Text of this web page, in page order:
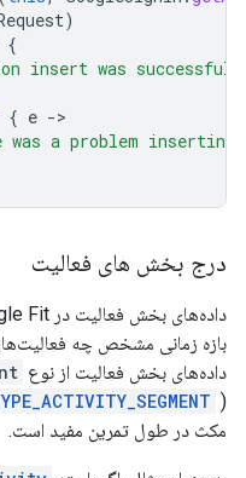
)
{
insert was
{ e -
was a problem
درج بخش های فعالیت
بازه زمانی مشخص چه
داده‌های بخش فعالیت از نوع
مکث در طول تمرین مفید است.